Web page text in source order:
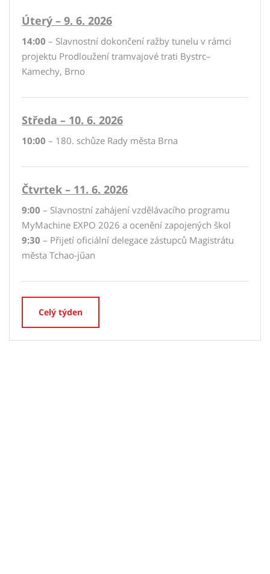
Úterý – 9. 6. 2026
14:00 – Slavnostní dokončení ražby tunelu v rámci
projektu Prodloužení tramvajové trati Bystrc–
Kamechy, Brno
Středa – 10. 6. 2026
10:00 – 180. schůze Rady města Brna
Čtvrtek – 11. 6. 2026
9:00 – Slavnostní zahájení vzdělávacího programu
MyMachine EXPO 2026 a ocenění zapojených škol
9:30 – Přijetí oficiální delegace zástupců Magistrátu
města Tchao-jűan
Celý týden